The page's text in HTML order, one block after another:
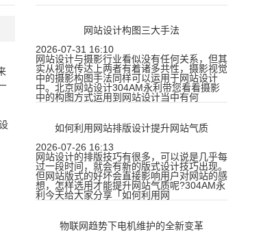
网站设计构图三大手法
2026-07-31 16:10
网站设计与摄影行业看似没有任何关系，但其
实从视觉传达上两者有着诸多共性，摄影视觉
中的摄影构图手法同样可以运用于网站设计
中。北京网站设计304AM永利带您看看摄影
中的构图方式运用到网站设计当中有何
如何利用网站排版设计提升网站气质
2026-07-26 16:13
网站设计的排版技巧有很多，可以说是几乎每
过一段时间，就会有新的版式设计技巧出现。
但网站版式的好坏会直接影响用户对网站的感
想，怎样选用才能提升网站气质呢?304AM永
利今天给大家分享「如何利用网
物联网趋势下电机维护的全新变革